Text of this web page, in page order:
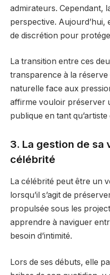
admirateurs. Cependant,
perspective. Aujourd’hui,
de discrétion pour
La transition entre ces
transparence à la
naturelle face aux
affirme vouloir préserver
publique en tant
3. La gestion de sa
célébrité
La célébrité peut être un
lorsqu’il s’agit de
propulsée sous les
apprendre à naviguer
besoin d’intimité.
Lors de ses débuts, elle